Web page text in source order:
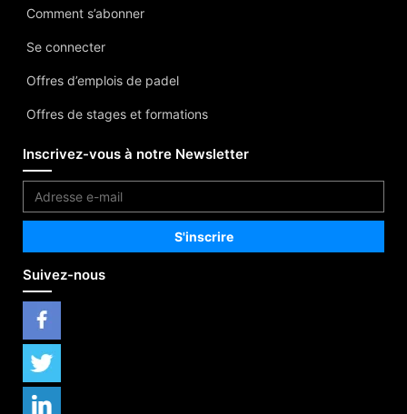
Comment s’abonner
Se connecter
Offres d’emplois de padel
Offres de stages et formations
Inscrivez-vous à notre Newsletter
Suivez-nous